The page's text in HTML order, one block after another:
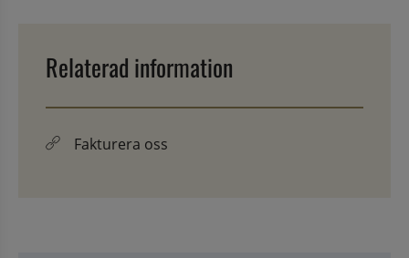
Relaterad information
Fakturera oss